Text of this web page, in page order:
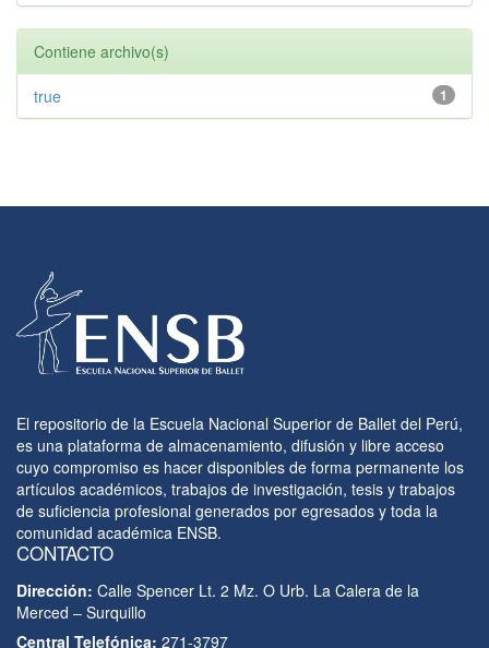
Contiene archivo(s)
1
true
El repositorio de la Escuela Nacional Superior de Ballet del Perú,
es una plataforma de almacenamiento, difusión y libre acceso
cuyo compromiso es hacer disponibles de forma permanente los
artículos académicos, trabajos de investigación, tesis y trabajos
de suficiencia profesional generados por egresados y toda la
comunidad académica ENSB.
CONTACTO
Dirección: Calle Spencer Lt. 2 Mz. O Urb. La Calera de la
Merced – Surquillo
Central Telefónica: 271-3797